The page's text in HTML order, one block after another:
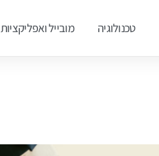
טכנולוגיה מובייל ואפליקציות